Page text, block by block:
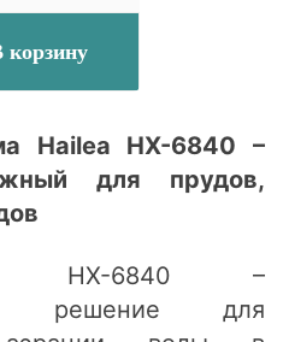
корзину
Hailea HX-6840 –
для прудов,
HX-6840 –
решение для